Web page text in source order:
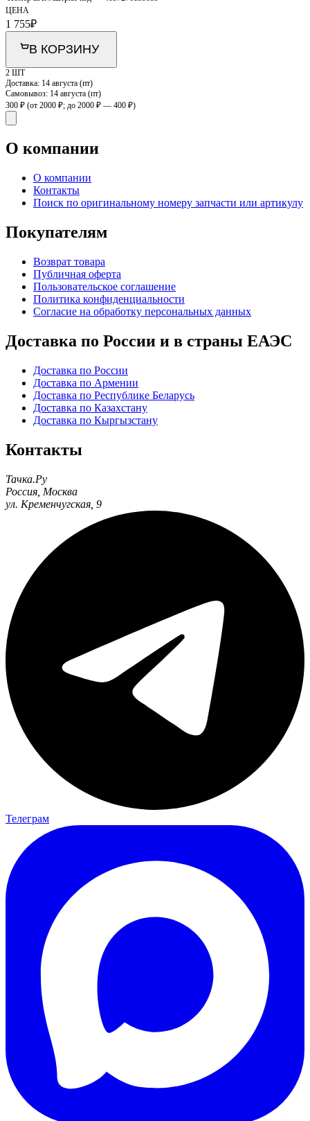
ЦЕНА
1 755₽
В КОРЗИНУ
2 ШТ
Доставка: 14 августа (пт)
Самовывоз: 14 августа (пт)
300 ₽ (от 2000 ₽; до 2000 ₽ — 400 ₽)
О компании
О компании
Контакты
Поиск по оригинальному номеру запчасти или артикулу
Покупателям
Возврат товара
Публичная оферта
Пользовательское соглашение
Политика конфиденциальности
Согласие на обработку персональных данных
Доставка по России и в страны ЕАЭС
Доставка по России
Доставка по Армении
Доставка по Республике Беларусь
Доставка по Казахстану
Доставка по Кыргызстану
Контакты
Тачка.Ру
Россия Москва
ул. Кременчугская, 9
Телеграм